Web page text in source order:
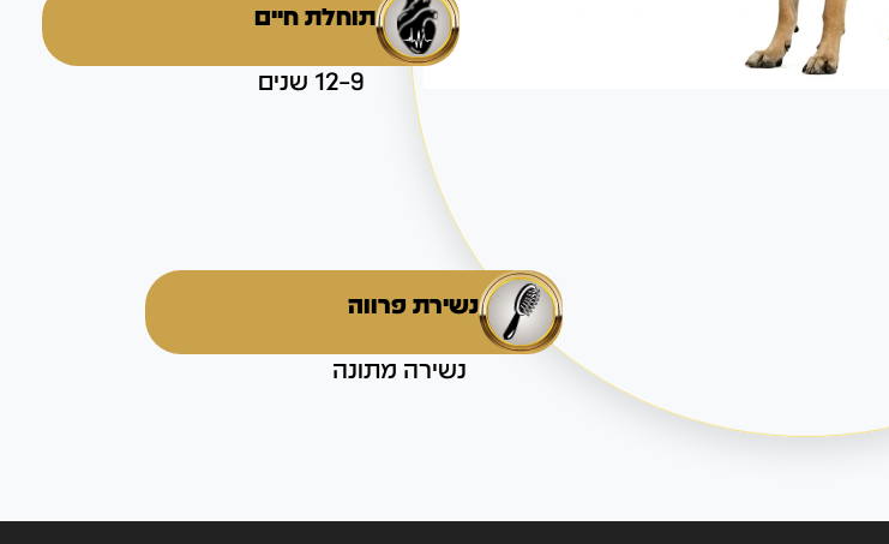
נשירת פרווה
נשירה מתונה
תוחלת חיים
9–12 שנים